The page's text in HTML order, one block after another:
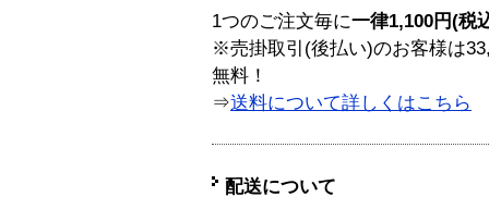
1つのご注文毎に一律1,100円(税
※売掛取引(後払い)のお客様は
無料！
⇒送料について詳しくはこちら
配送について